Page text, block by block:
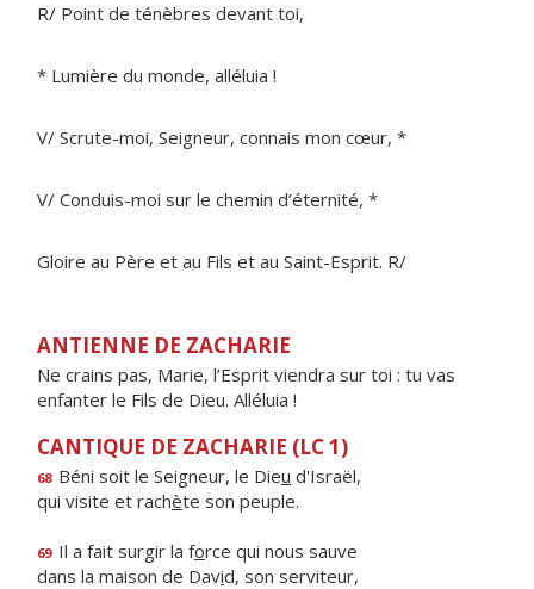
R/ Point de ténèbres devant toi,
* Lumière du monde, alléluia !
V/ Scrute-moi, Seigneur, connais mon cœur, *
V/ Conduis-moi sur le chemin d’éternité, *
Gloire au Père et au Fils et au Saint-Esprit. R/
ANTIENNE DE ZACHARIE
Ne crains pas, Marie, l’Esprit viendra sur toi : tu vas
enfanter le Fils de Dieu. Alléluia !
CANTIQUE DE ZACHARIE (LC 1)
68 Béni soit le Seigneur, le Dieu d'Israël,
qui visite et rachète son peuple.
69 Il a fait surgir la force qui nous sauve
dans la maison de David, son serviteur,